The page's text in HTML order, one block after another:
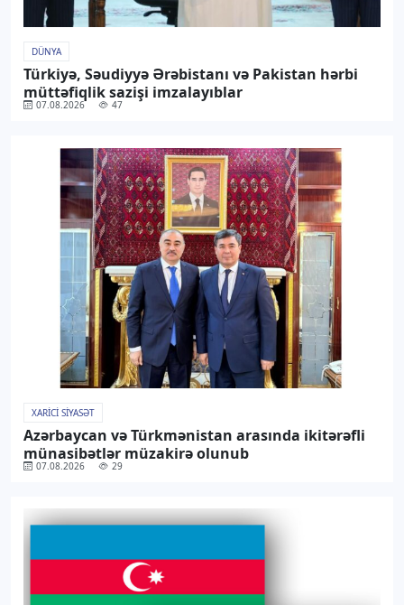
DÜNYA
Türkiyə, Səudiyyə Ərəbistanı və Pakistan hərbi
müttəfiqlik sazişi imzalayıblar
07.08.2026 47
XARICI SIYASƏT
Azərbaycan və Türkmənistan arasında ikitərəfli
münasibətlər müzakirə olunub
07.08.2026 29